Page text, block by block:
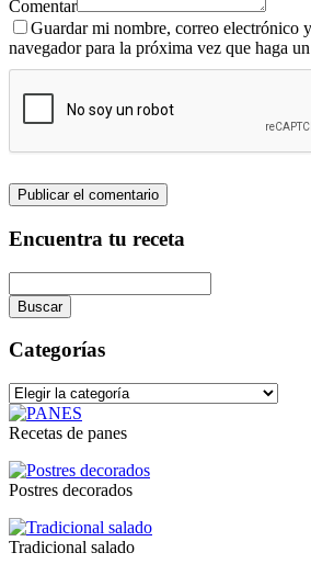
Comentar
Guardar mi nombre, correo electrónico
navegador para la próxima vez que haga
Encuentra tu receta
Buscar
búsqueda
en
progreso
Categorías
Categorías
Recetas de panes
Postres decorados
Tradicional salado